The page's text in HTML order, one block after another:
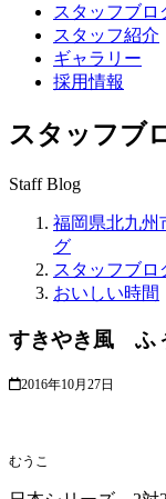
スタッフブロ
スタッフ紹介
ギャラリー
採用情報
スタッフブ
Staff Blog
福岡県北九州
グ
スタッフブロ
おいしい時間
すきやき風 ふ
2016年10月27日
むうこ